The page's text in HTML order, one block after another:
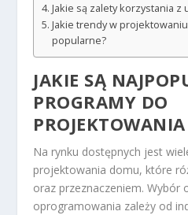
Jakie są zalety korzystania z
Jakie trendy w
popularne?
JAKIE SĄ
PROGRAMY DO
Na rynku dostępnych jest
projektowania domu, które
oraz przeznaczeniem. Wybór
oprogramowania zależy od